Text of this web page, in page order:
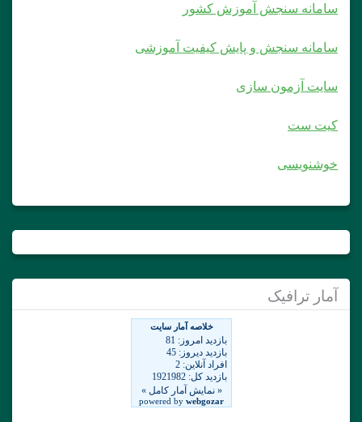
سامانه سنجش آموزش کشور
سامانه سنجش و پایش کیفیت آموزشی
سایت آزمون سازی
کیت ست
خوشنویسی
آمار ترافیک